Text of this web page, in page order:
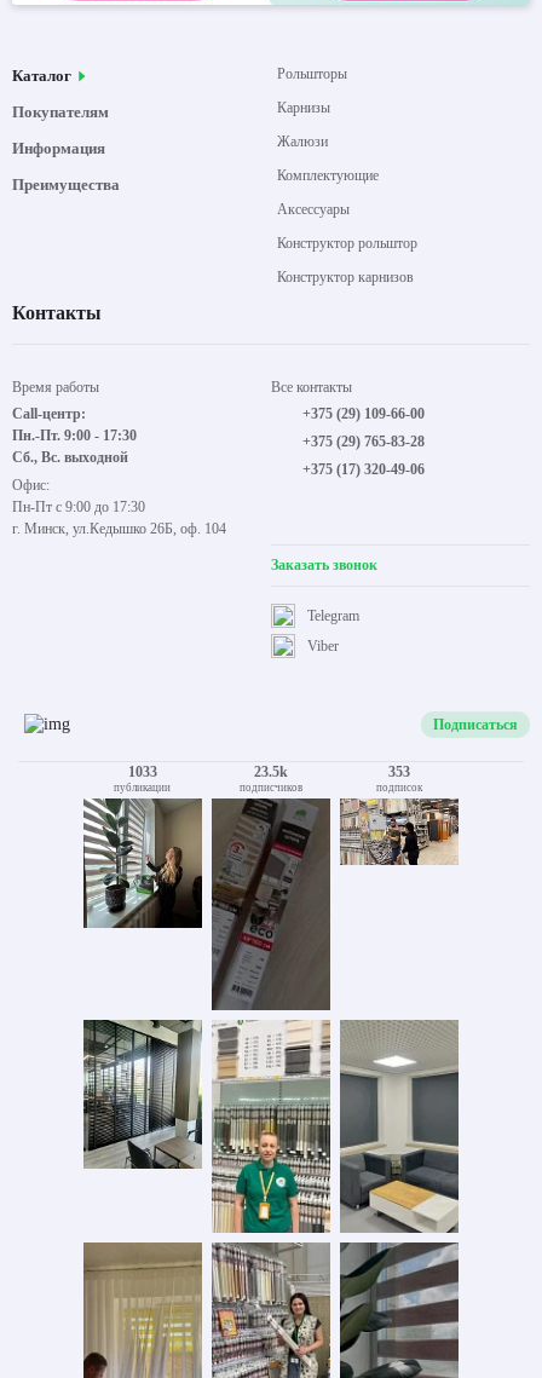
Каталог
Покупателям
Информация
Преимущества
Рольшторы
Карнизы
Жалюзи
Комплектующие
Аксессуары
Конструктор рольштор
Конструктор карнизов
Контакты
Время работы
Call-центр:
Пн.-Пт. 9:00 - 17:30
Сб., Вс. выходной
Офис:
Пн-Пт с 9:00 до 17:30
г. Минск, ул.Кедышко 26Б, оф. 104
Все контакты
+375 (29) 109-66-00
+375 (29) 765-83-28
+375 (17) 320-49-06
Заказать звонок
Viber
Telegram
Подписаться
1033
публикации
23.5k
подписчиков
353
подписок